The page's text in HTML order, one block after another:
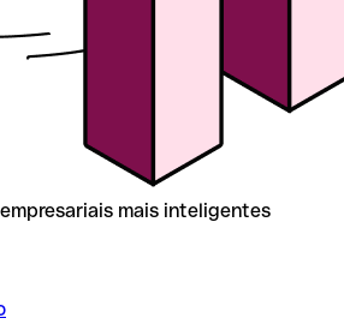
mais inteligentes